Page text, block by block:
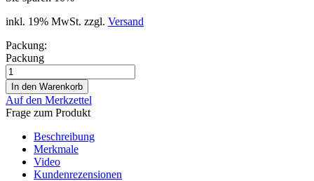
inkl. 19% MwSt. zzgl. Versand
Packung:
Packung
Auf den Merkzettel
Frage zum Produkt
Beschreibung
Merkmale
Video
Kundenrezensionen